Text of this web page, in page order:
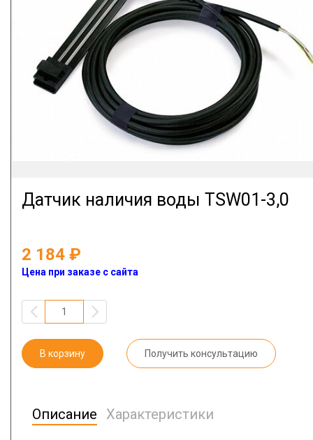
Датчик наличия воды TSW01-3,0
2 184
Цена при заказе с сайта
В корзину Получить консультацию
Описание Характеристики